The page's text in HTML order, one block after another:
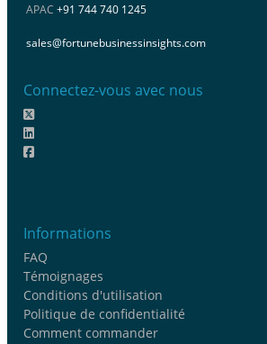
APAC +91 744 740 1245
sales@fortunebusinessinsights.com
Connectez-vous avec nous
Informations
FAQ
Témoignages
Conditions d'utilisation
Politique de confidentialité
Comment commander